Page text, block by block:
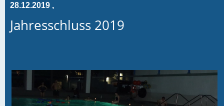
28.12.2019 ,
Jahresschluss 2019